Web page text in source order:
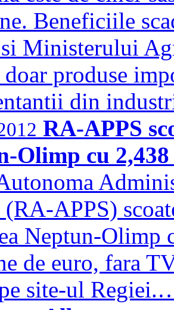
Beneficiile
Ministerului
produse
din
RA-APPS
Olimp cu
(RA-APPS)
Neptun-Olimp
de euro, fara
site-ul